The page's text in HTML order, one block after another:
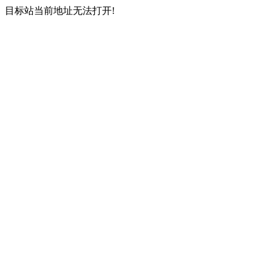
目标站当前地址无法打开!